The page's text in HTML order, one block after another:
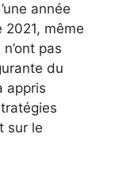
année
même
pas
du
appris
sur le